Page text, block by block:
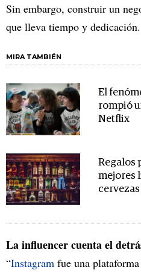
Sin embargo, construir un
que lleva tiempo y dedicación.
MIRA TAMBIÉN
El
rompió
Netflix
Regalos
mejores
La influencer cuenta el
“Instagram fue una